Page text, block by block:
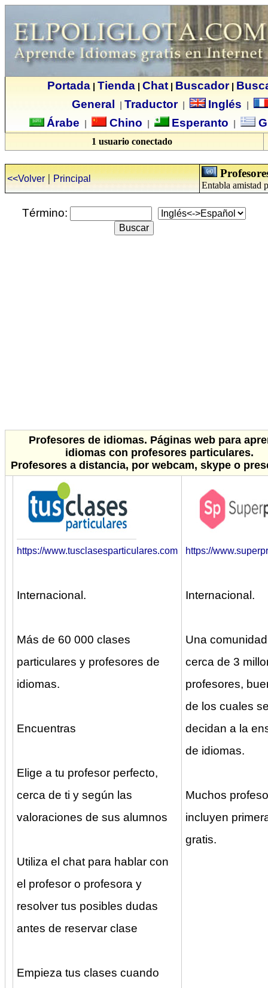
Portada| Tienda| Chat| Buscador|
General
Traductor| Inglés
Árabe Chino Esperanto
1 usuario conectado
<<Volver|Principal
Entabla amistad
Término:
Profesores de idiomas. Páginas web para
idiomas con profesores particulares.
Profesores a distancia, por webcam, skype o
https://www.tusclasesparticulares.com
Internacional.
Más de 60 000 clases
particulares y profesores de
idiomas.
Encuentras
Elige a tu profesor perfecto,
cerca de ti y según las
valoraciones de sus alumnos
Utiliza el chat para hablar con
el profesor o profesora y
resolver tus posibles dudas
antes de reservar clase
Empieza tus clases cuando
https://
Internacional.
Una
cerca de 3
profesores,
de los cuales
decidan a la
de idiomas.
Muchos
incluyen
gratis.